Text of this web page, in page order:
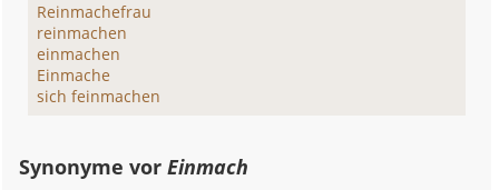
Reinmachefrau
reinmachen
einmachen
Einmache
sich feinmachen
Synonyme vorEinmach